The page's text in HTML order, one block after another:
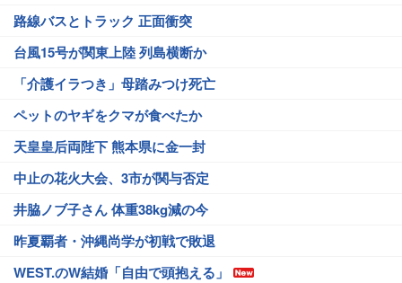
路線バスとトラック 正面衝突
台風15号が関東上陸 列島横断か
「介護イラつき」母踏みつけ死亡
ペットのヤギをクマが食べたか
天皇皇后両陛下 熊本県に金一封
中止の花火大会、3市が関与否定
井脇ノブ子さん 体重38kg減の今
昨夏覇者・沖縄尚学が初戦で敗退
WEST.のW結婚「自由で頭抱える」